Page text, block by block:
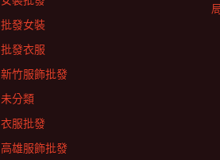
批發女裝
批發衣服
新竹服飾批發
未分類
衣服批發
高雄服飾批發